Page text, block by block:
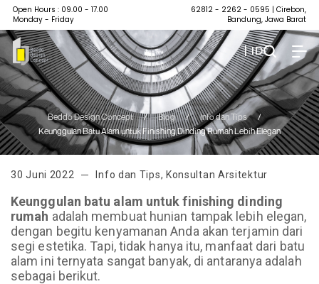
Open Hours : 09.00 - 17.00
Monday - Friday
62812 - 2262 - 0595 | Cirebon,
Bandung, Jawa Barat
| ID
Beddo Design Concept / Blog / Info dan Tips
/
Keunggulan Batu Alam untuk Finishing Dinding Rumah Lebih Elegan
30 Juni 2022 Info dan Tips, Konsultan Arsitektur
Keunggulan batu alam untuk finishing dinding
rumah adalah membuat hunian tampak lebih elegan,
dengan begitu kenyamanan Anda akan terjamin dari
segi estetika. Tapi, tidak hanya itu, manfaat dari batu
alam ini ternyata sangat banyak, di antaranya adalah
sebagai berikut.